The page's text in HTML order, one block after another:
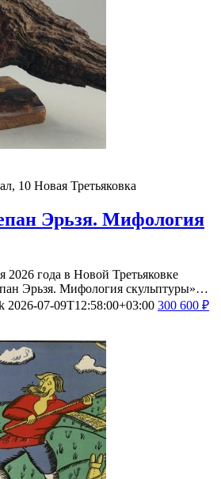
10 Новая Третьяковка
Эрьзя. Мифология
2026 года в Новой Третьяковке
Эрьзя. Мифология скульптуры»…
2026-07-09T12:58:00+03:00 300 600 ₽